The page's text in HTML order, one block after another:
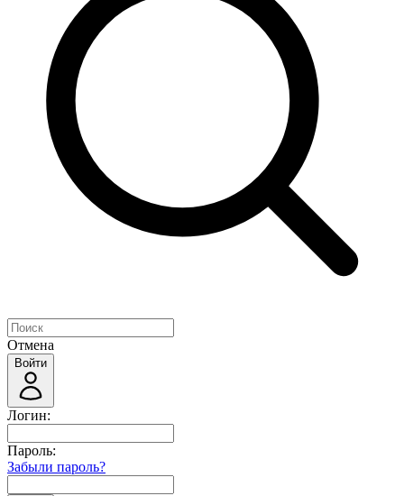
Отмена
Войти
Логин:
Пароль:
Забыли пароль?